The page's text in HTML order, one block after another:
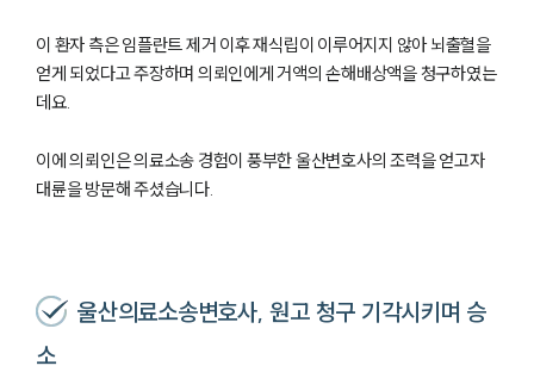
이 환자 측은 임플란트 제거 이후 재식립이 이루어지지 않아 뇌출혈을
얻게 되었다고 주장하며 의뢰인에게 거액의 손해배상액을 청구하였는
데요.
이에 의뢰인은 의료소송 경험이 풍부한 울산변호사의 조력을 얻고자
대륜을 방문해 주셨습니다.
울산의료소송변호사, 원고 청구 기각시키며 승
소